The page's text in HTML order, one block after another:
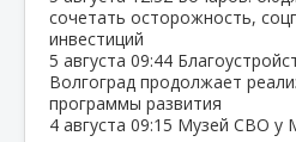
сочетать осторожность,
инвестиций
5 августа 09:44
Волгоград продолжает
программы развития
4 августа 09:15 Музей СВО у